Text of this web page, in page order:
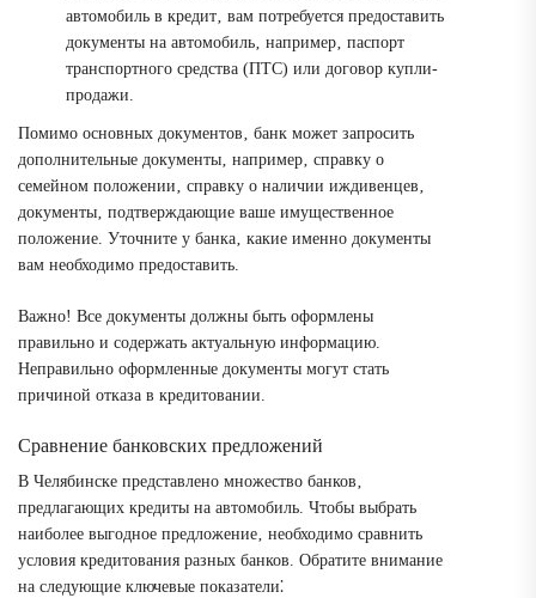
автомобиль в кредит‚ вам потребуется предоставить
документы на автомобиль‚ например‚ паспорт
транспортного средства (ПТС) или договор купли-
продажи.
Помимо основных документов‚ банк может запросить
дополнительные документы‚ например‚ справку о
семейном положении‚ справку о наличии иждивенцев‚
документы‚ подтверждающие ваше имущественное
положение. Уточните у банка‚ какие именно документы
вам необходимо предоставить.
Важно! Все документы должны быть оформлены
правильно и содержать актуальную информацию.
Неправильно оформленные документы могут стать
причиной отказа в кредитовании.
Сравнение банковских предложений
В Челябинске представлено множество банков‚
предлагающих кредиты на автомобиль. Чтобы выбрать
наиболее выгодное предложение‚ необходимо сравнить
условия кредитования разных банков. Обратите внимание
на следующие ключевые показатели⁚